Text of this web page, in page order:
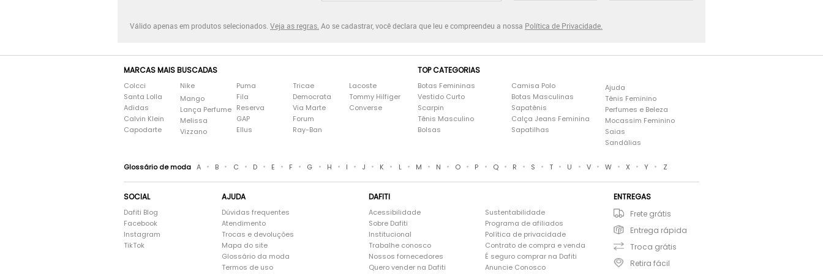
Válido apenas em produtos selecionados. Veja as regras. Ao se cadastrar, você declara que leu e compreendeu a nossa Política de Privacidade.
MARCAS MAIS BUSCADAS
Colcci
Santa Lolla
Adidas
Calvin Klein
Capodarte
Nike
Mango
Lança Perfume
Melissa
Vizzano
Puma
Fila
Reserva
GAP
Ellus
Tricae
Democrata
Via Marte
Forum
Ray-Ban
Lacoste
Tommy Hilfiger
Converse
TOP CATEGORIAS
Botas Femininas
Vestido Curto
Scarpin
Tênis Masculino
Bolsas
Camisa Polo
Botas Masculinas
Sapatênis
Calça Jeans Feminina
Sapatilhas
Ajuda
Tênis Feminino
Perfumes e Beleza
Mocassim Feminino
Saias
Sandálias
Glossário de moda A • B • C • D • E • F • G • H • I • J • K • L • M • N • O • P • Q • R • S • T • U • V • W • X • Y • Z
SOCIAL
Dafiti Blog
Facebook
Instagram
TikTok
AJUDA
Dúvidas frequentes
Atendimento
Trocas e devoluções
Mapa do site
Glossário da moda
Termos de uso
DAFITI
Acessibilidade
Sobre Dafiti
Institucional
Trabalhe conosco
Nossos fornecedores
Quero vender na Dafiti
Sustentabilidade
Programa de afiliados
Política de privacidade
Contrato de compra e venda
É seguro comprar na Dafiti
Anuncie Conosco
ENTREGAS
Frete grátis
Entrega rápida
Troca grátis
Retira fácil